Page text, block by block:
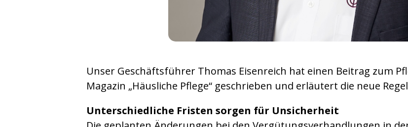
Unser Geschäftsführer Thomas Eisenreich hat einen Beitrag zum
Magazin „Häusliche Pflege“ geschrieben und erläutert die neue
Unterschiedliche Fristen sorgen für Unsicherheit